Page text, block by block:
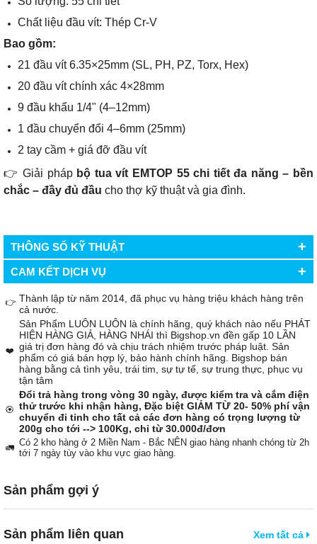
Chất liệu đầu vít: Thép Cr-V
Bao gồm:
21 đầu vít 6.35×25mm (SL, PH, PZ, Torx, Hex)
20 đầu vít chính xác 4×28mm
9 đầu khẩu 1/4" (4–12mm)
1 đầu chuyển đổi 4–6mm (25mm)
2 tay cầm + giá đỡ đầu vít
👉 Giải pháp bộ tua vít EMTOP 55 chi tiết đa năng – bền
chắc – đầy đủ đầu cho thợ kỹ thuật và gia đình.
THÔNG SỐ KỸ THUẬT +
CAM KẾT DỊCH VỤ +
👉 Thành lập từ năm 2014, đã phục vụ hàng triệu khách hàng trên
cả nước.
❤️
Sản Phẩm LUÔN LUÔN là chính hãng, quý khách nào nếu PHÁT
HIỆN HÀNG GIẢ, HÀNG NHÁI thì Bigshop.vn đền gấp 10 LẦN
giá trị đơn hàng đó và chịu trách nhiệm trước pháp luật. Sản
phẩm có giá bán hợp lý, bảo hành chính hãng. Bigshop bán
hàng bằng cả tình yêu, trái tim, sự tự tế, sự trung thực, phục vụ
tận tâm
🏵️
Đổi trả hàng trong vòng 30 ngày, được kiểm tra và cắm điện
thử trước khi nhận hàng, Đặc biệt GIẢM TỪ 20- 50% phí vận
chuyển đi tỉnh cho tất cả các đơn hàng có trọng lượng từ
200g cho tới --> 100Kg, chỉ từ 30.000đ/đơn
🚛 Có 2 kho hàng ở 2 Miền Nam - Bắc NÊN giao hàng nhanh chóng từ 2h
tới 7 ngày tùy vào khu vực giao hàng.
Sản phẩm gợi ý
Sản phẩm liên quan Xem tất cả